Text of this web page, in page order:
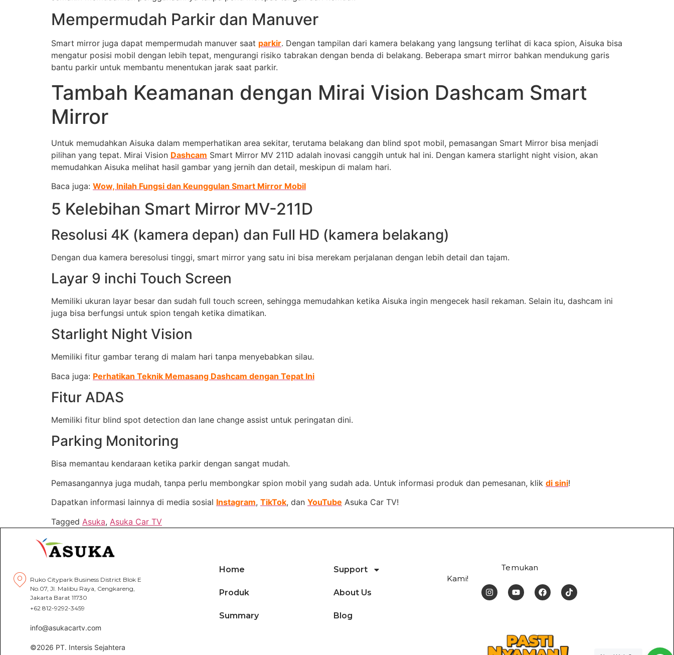
Mempermudah Parkir dan Manuver
Smart mirror juga dapat mempermudah manuver saat parkir. Dengan tampilan dari kamera belakang yang langsung terlihat di kaca spion, Aisuka bisa
mengatur posisi mobil dengan lebih tepat, mengurangi risiko tabrakan dengan benda di belakang. Beberapa smart mirror bahkan mendukung garis
bantu parkir untuk membantu menentukan jarak saat parkir.
Tambah Keamanan dengan Mirai Vision Dashcam Smart
Mirror
Untuk memudahkan Aisuka dalam memperhatikan area sekitar, terutama belakang dan blind spot mobil, pemasangan Smart Mirror bisa menjadi
pilihan yang tepat. Mirai Vision Dashcam Smart Mirror MV 211D adalah inovasi canggih untuk hal ini. Dengan kamera starlight night vision, akan
memudahkan Aisuka melihat hasil gambar yang jernih dan detail, meskipun di malam hari.
Baca juga: Wow, Inilah Fungsi dan Keunggulan Smart Mirror Mobil
5 Kelebihan Smart Mirror MV-211D
Resolusi 4K (kamera depan) dan Full HD (kamera belakang)
Dengan dua kamera beresolusi tinggi, smart mirror yang satu ini bisa merekam perjalanan dengan lebih detail dan tajam.
Layar 9 inchi Touch Screen
Memiliki ukuran layar besar dan sudah full touch screen, sehingga memudahkan ketika Aisuka ingin mengecek hasil rekaman. Selain itu, dashcam ini
juga bisa berfungsi untuk spion tengah ketika dimatikan.
Starlight Night Vision
Memiliki fitur gambar terang di malam hari tanpa menyebabkan silau.
Baca juga: Perhatikan Teknik Memasang Dashcam dengan Tepat Ini
Fitur ADAS
Memiliki fitur blind spot detection dan lane change assist untuk peringatan dini.
Parking Monitoring
Bisa memantau kendaraan ketika parkir dengan sangat mudah.
Pemasangannya juga mudah, tanpa perlu membongkar spion mobil yang sudah ada. Untuk informasi produk dan pemesanan, klik di sini!
Dapatkan informasi lainnya di media sosial Instagram, TikTok, dan YouTube Asuka Car TV!
Tagged Asuka, Asuka Car TV
Ruko Citypark Business District Blok E
No.07, Jl. Malibu Raya, Cengkareng,
Jakarta Barat 11730
+62 812-9292-3459
info@asukacartv.com
©2026 PT. Intersis Sejahtera
Home
Produk
Summary
Support
About Us
Blog
Temukan
Kami!